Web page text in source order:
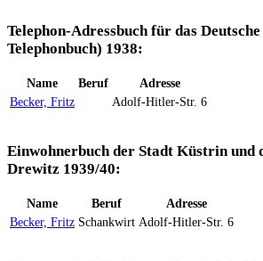
Telephon-Adressbuch für das
Telephonbuch) 1938:
Name Beruf
Adresse
Becker, Fritz
Adolf-Hitler-Str. 6
Einwohnerbuch der Stadt Küstrin und
Drewitz 1939/40:
Name Beruf
Adresse
Becker, Fritz Schankwirt Adolf-Hitler-Str. 6